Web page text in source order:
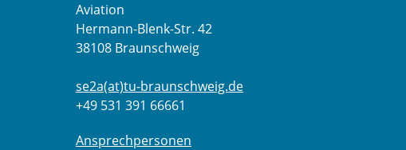
Aviation
Hermann-Blenk-Str. 42
38108 Braunschweig
se2a(at)tu-braunschweig.de
+49 531 391 66661
Ansprechpersonen